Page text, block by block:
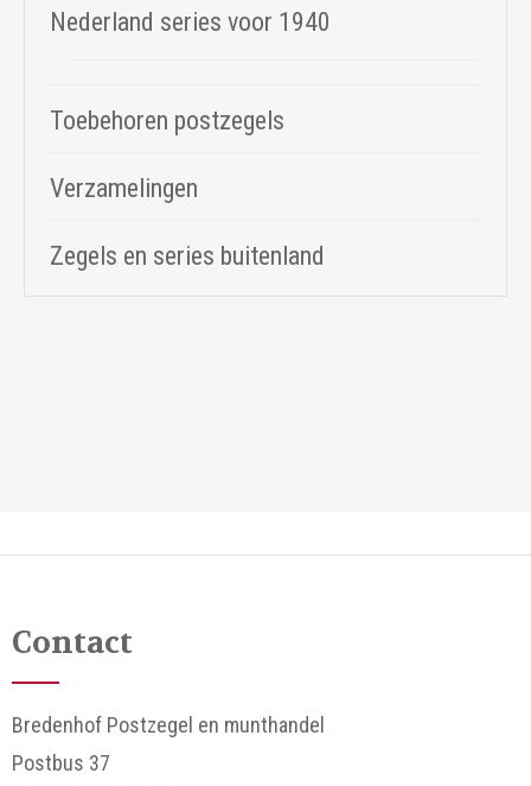
Nederland series voor 1940
Toebehoren postzegels
Verzamelingen
Zegels en series buitenland
Contact
Bredenhof Postzegel en munthandel
Postbus 37